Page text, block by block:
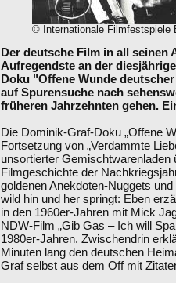
© Internationale Filmfestspiele
Der deutsche Film in all seinen
Aufregendste an der
Doku "Offene Wunde
auf Spurensuche nach
früheren Jahrzehnten gehen.
Die Dominik-Graf-Doku „Offene
Fortsetzung von „Verdammte
unsortierter Gemischtwarenladen
Filmgeschichte der
goldenen Anekdoten-Nuggets
wild hin und her springt: Eben
in den 1960er-Jahren mit Mick
NDW-Film „Gib Gas – Ich will
1980er-Jahren. Zwischendrin
Minuten lang den deutschen
Graf selbst aus dem Off mit